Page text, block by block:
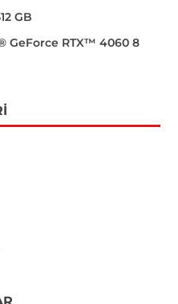
GB
GeForce RTX™ 4060 8